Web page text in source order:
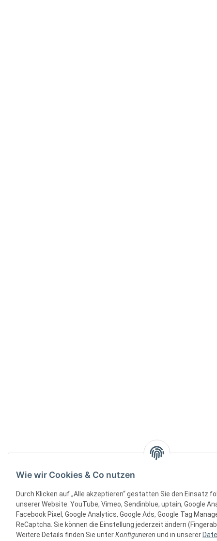
Wie wir Cookies & Co nutzen
Durch Klicken auf „Alle akzeptieren“ gestatten Sie den Einsatz
unserer Website: YouTube, Vimeo, Sendinblue, uptain, Google
Facebook Pixel, Google Analytics, Google Ads, Google Tag
ReCaptcha. Sie können die Einstellung jederzeit ändern
Weitere Details finden Sie unterKonfigurieren und in unserer